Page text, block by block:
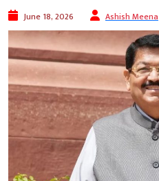
June 18, 2026 Ashish Meena